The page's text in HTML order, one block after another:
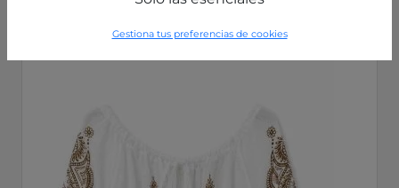
Gestiona tus preferencias de cookies